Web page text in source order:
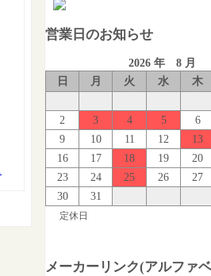
営業日のお知らせ
2026 年 8 月
日
月 火 水 木
2
3 4 5 6
9
10 11 12 13
16
17 18 19 20
23
24 25 26 27
30
31
定休日
メーカーリンク(アルファ